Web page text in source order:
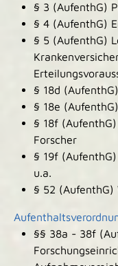
§ 3 (AufenthG)
§ 4 (AufenthG)
§ 5 (AufenthG)
§ 18d
§ 18e
§ 18f
Forscher
§ 19f
u.a.
§ 52 (AufenthG)
§§ 38a - 38f